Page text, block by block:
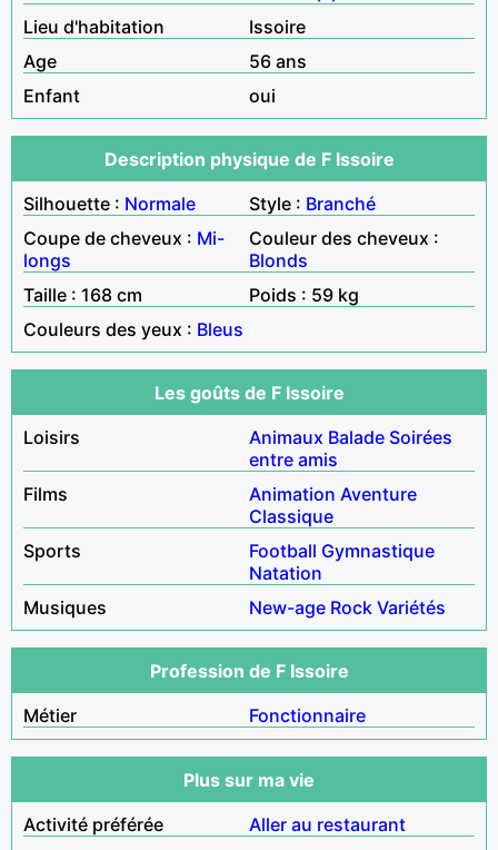
Lieu d'habitation
Issoire
Age
56 ans
Enfant
oui
Description physique de F Issoire
Silhouette : Normale Style : Branché
Coupe de cheveux : Mi-
longs
Couleur des cheveux :
Blonds
Taille : 168 cm
Poids : 59 kg
Couleurs des yeux : Bleus
Les goûts de F Issoire
Loisirs
Animaux Balade Soirées
entre amis
Films
Animation Aventure
Classique
Sports
Football Gymnastique
Natation
Musiques
New-age Rock Variétés
Profession de F Issoire
Métier
Fonctionnaire
Plus sur ma vie
Activité préférée
Aller au restaurant